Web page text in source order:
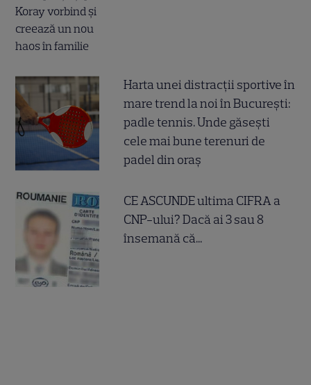
Harta unei distracții sportive în
mare trend la noi în București:
padle tennis. Unde găsești
cele mai bune terenuri de
padel din oraș
CE ASCUNDE ultima CIFRA a
CNP-ului? Dacă ai 3 sau 8
însemană că...